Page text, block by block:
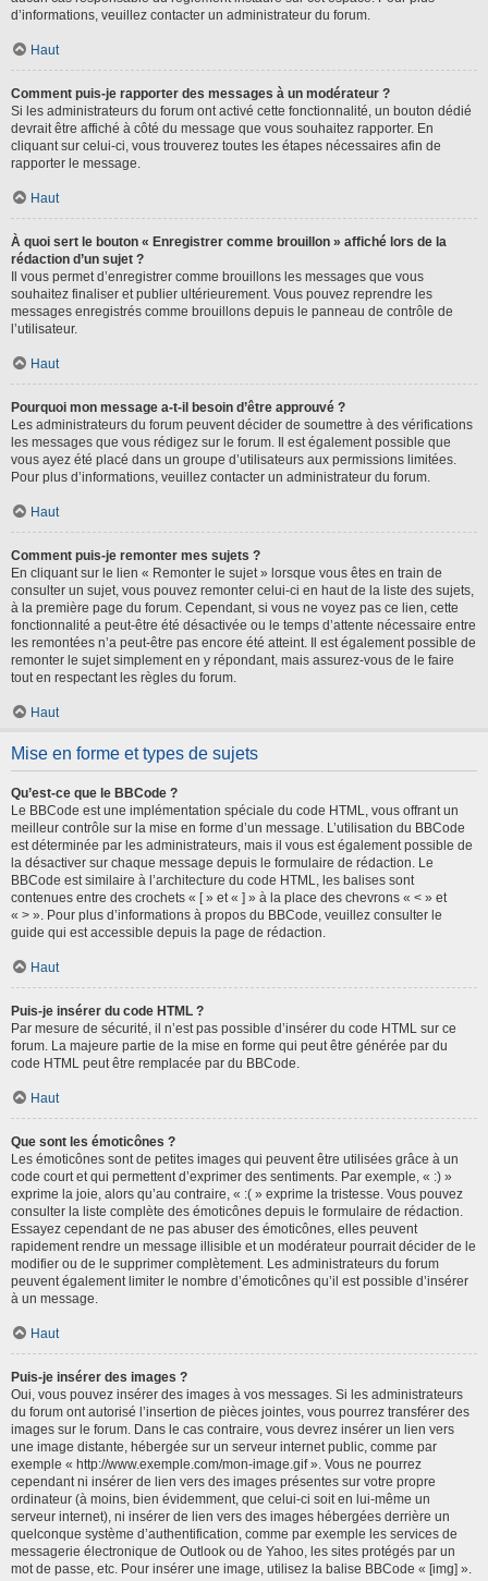
d’informations, veuillez contacter un administrateur du forum.
Haut
Comment puis-je rapporter des messages à un modérateur ?
Si les administrateurs du forum ont activé cette fonctionnalité, un bouton dédié
devrait être affiché à côté du message que vous souhaitez rapporter. En
cliquant sur celui-ci, vous trouverez toutes les étapes nécessaires afin de
rapporter le message.
Haut
À quoi sert le bouton « Enregistrer comme brouillon » affiché lors de la
rédaction d’un sujet ?
Il vous permet d’enregistrer comme brouillons les messages que vous
souhaitez finaliser et publier ultérieurement. Vous pouvez reprendre les
messages enregistrés comme brouillons depuis le panneau de contrôle de
l’utilisateur.
Haut
Pourquoi mon message a-t-il besoin d’être approuvé ?
Les administrateurs du forum peuvent décider de soumettre à des vérifications
les messages que vous rédigez sur le forum. Il est également possible que
vous ayez été placé dans un groupe d’utilisateurs aux permissions limitées.
Pour plus d’informations, veuillez contacter un administrateur du forum.
Haut
Comment puis-je remonter mes sujets ?
En cliquant sur le lien « Remonter le sujet » lorsque vous êtes en train de
consulter un sujet, vous pouvez remonter celui-ci en haut de la liste des sujets,
à la première page du forum. Cependant, si vous ne voyez pas ce lien, cette
fonctionnalité a peut-être été désactivée ou le temps d’attente nécessaire entre
les remontées n’a peut-être pas encore été atteint. Il est également possible de
remonter le sujet simplement en y répondant, mais assurez-vous de le faire
tout en respectant les règles du forum.
Haut
Mise en forme et types de sujets
Qu’est-ce que le BBCode ?
Le BBCode est une implémentation spéciale du code HTML, vous offrant un
meilleur contrôle sur la mise en forme d’un message. L’utilisation du BBCode
est déterminée par les administrateurs, mais il vous est également possible de
la désactiver sur chaque message depuis le formulaire de rédaction. Le
BBCode est similaire à l’architecture du code HTML, les balises sont
contenues entre des crochets « [ » et « ] » à la place des chevrons « < » et
« > ». Pour plus d’informations à propos du BBCode, veuillez consulter le
guide qui est accessible depuis la page de rédaction.
Haut
Puis-je insérer du code HTML ?
Par mesure de sécurité, il n’est pas possible d’insérer du code HTML sur ce
forum. La majeure partie de la mise en forme qui peut être générée par du
code HTML peut être remplacée par du BBCode.
Haut
Que sont les émoticônes ?
Les émoticônes sont de petites images qui peuvent être utilisées grâce à un
code court et qui permettent d’exprimer des sentiments. Par exemple, « :) »
exprime la joie, alors qu’au contraire, « :( » exprime la tristesse. Vous pouvez
consulter la liste complète des émoticônes depuis le formulaire de rédaction.
Essayez cependant de ne pas abuser des émoticônes, elles peuvent
rapidement rendre un message illisible et un modérateur pourrait décider de le
modifier ou de le supprimer complètement. Les administrateurs du forum
peuvent également limiter le nombre d’émoticônes qu’il est possible d’insérer
à un message.
Haut
Puis-je insérer des images ?
Oui, vous pouvez insérer des images à vos messages. Si les administrateurs
du forum ont autorisé l’insertion de pièces jointes, vous pourrez transférer des
images sur le forum. Dans le cas contraire, vous devrez insérer un lien vers
une image distante, hébergée sur un serveur internet public, comme par
exemple « http://www.exemple.com/mon-image.gif ». Vous ne pourrez
cependant ni insérer de lien vers des images présentes sur votre propre
ordinateur (à moins, bien évidemment, que celui-ci soit en lui-même un
serveur internet), ni insérer de lien vers des images hébergées derrière un
quelconque système d’authentification, comme par exemple les services de
messagerie électronique de Outlook ou de Yahoo, les sites protégés par un
mot de passe, etc. Pour insérer une image, utilisez la balise BBCode « [img] ».